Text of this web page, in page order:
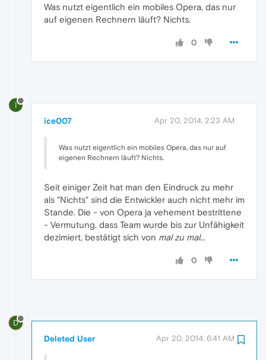
Was nutzt eigentlich ein mobiles Opera, das nur
auf eigenen Rechnern läuft? Nichts.
0
I
ice007 Apr 20, 2014, 2:23 AM
Was nutzt eigentlich ein mobiles Opera, das nur auf
eigenen Rechnern läuft? Nichts.
Seit einiger Zeit hat man den Eindruck zu mehr
als "Nichts" sind die Entwickler auch nicht mehr im
Stande. Die - von Opera ja vehement bestrittene
- Vermutung, dass Team wurde bis zur Unfähigkeit
dezimiert, bestätigt sich von mal zu mal...
0
D
Deleted User Apr 20, 2014, 6:41 AM